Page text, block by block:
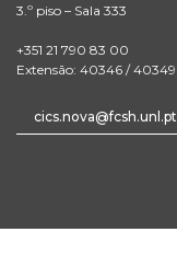
3.º piso – Sala 333
+351 21 790 83 00
Extensão: 40346 / 40349
cics.nova@fcsh.unl.pt